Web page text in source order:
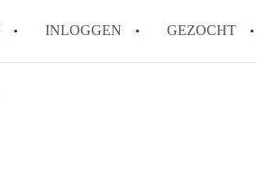
INLOGGEN GEZOCHT